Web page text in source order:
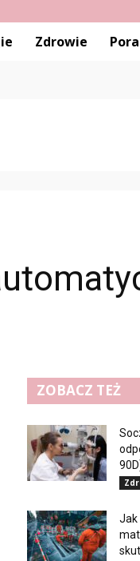
Zdrowie
ZOBACZ TEŻ
Jak